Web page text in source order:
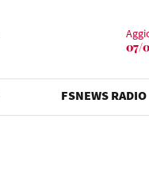
07/
FSNEWS RADIO